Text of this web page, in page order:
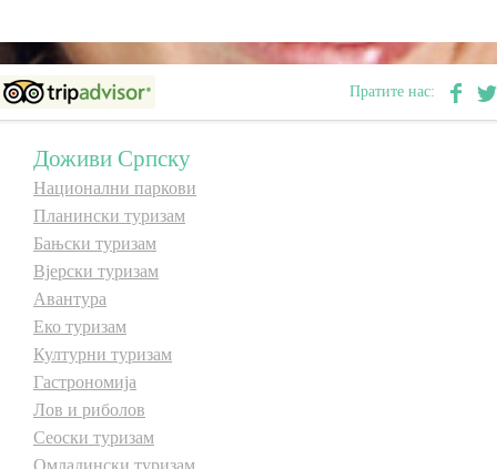
Фото
Видео
E-Brochure
Откриј Српску
Пратите нас:
Доживи Српску
Национални паркови
Планински туризам
Бањски туризам
Вјерски туризам
Авантура
Еко туризам
Културни туризам
Гастрономија
Лов и риболов
Сеоски туризам
Омладински туризам